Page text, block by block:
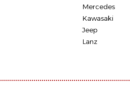
Mercedes
Kawasaki
Jeep
Lanz